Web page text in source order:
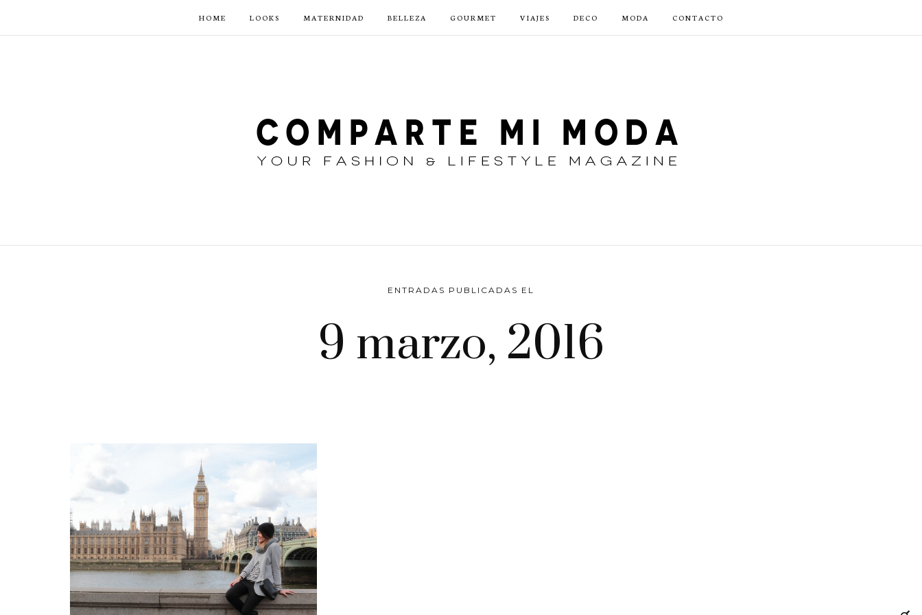
HOME LOOKS MATERNIDAD BELLEZA GOURMET VIAJES DECO MODA CONTACTO
ENTRADAS PUBLICADAS EL
9 marzo, 2016